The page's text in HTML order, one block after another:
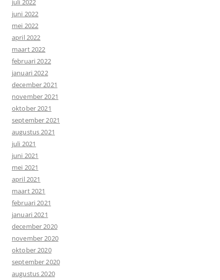
juni 2022
mei 2022
april 2022
maart 2022
februari 2022
januari 2022
december 2021
november 2021
oktober 2021
september 2021
augustus 2021
juli 2021
juni 2021
mei 2021
april 2021
maart 2021
februari 2021
januari 2021
december 2020
november 2020
oktober 2020
september 2020
augustus 2020